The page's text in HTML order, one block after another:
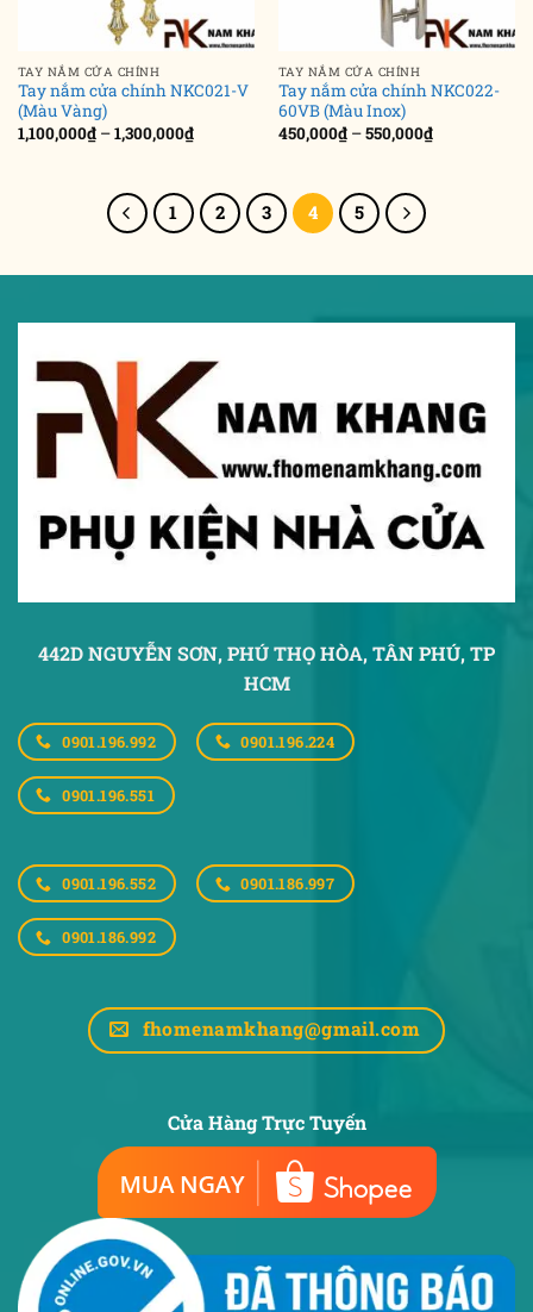
TAY NẮM CỬA CHÍNH
Tay nắm cửa chính NKC021-V
(Màu Vàng)
1,100,000₫ –1,300,000₫Khoảng
giá:
đến
1,300,000₫
TAY NẮM CỬA CHÍNH
Tay nắm cửa chính NKC022-
60VB (Màu Inox)
450,000₫ –550,000₫Khoảng
giá:
1 2 3 4 5
442D NGUYỄN SƠN, PHÚ THỌ HÒA,TÂN PHÚ, TP
HCM
0901.196.992 0901.196.224
0901.196.551
0901.196.552 0901.186.997
0901.186.992
fhomenamkhang@gmail.com
Cửa Hàng Trực Tuyến